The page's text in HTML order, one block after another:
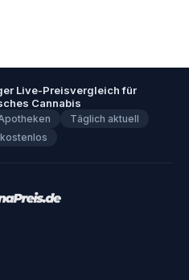
Live-Preisvergleich für
Cannabis
Täglich aktuell